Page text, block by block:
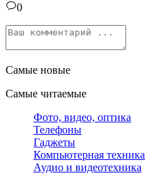
0
Самые новые
Самые читаемые
Фото, видео, оптика
Телефоны
Гаджеты
Компьютерная техника
Аудио и видеотехника